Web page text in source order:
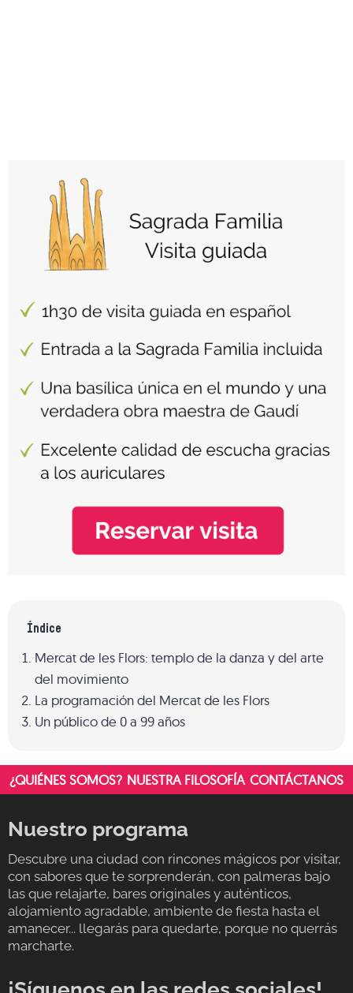
Índice
Mercat de les Flors: templo de la danza y del arte
del movimiento
La programación del Mercat de les Flors
Un público de 0 a 99 años
¿QUIÉNES SOMOS? NUESTRA FILOSOFÍA CONTÁCTANOS
Nuestro programa
Descubre una ciudad con rincones mágicos por visitar,
con sabores que te sorprenderán, con palmeras bajo
las que relajarte, bares originales y auténticos,
alojamiento agradable, ambiente de fiesta hasta el
amanecer... llegarás para quedarte, porque no querrás
marcharte.